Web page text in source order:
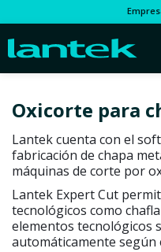
Oxicorte para
Lantek cuenta con el
fabricación de chapa
máquinas de corte por
Lantek Expert Cut
tecnológicos como
elementos tecnológicos
automáticamente según